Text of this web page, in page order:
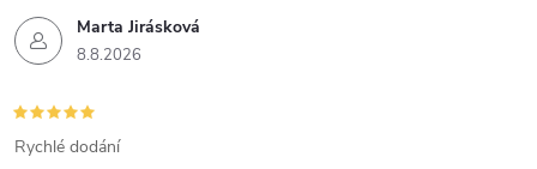
Marta Jirásková
8.8.2026
Rychlé dodání